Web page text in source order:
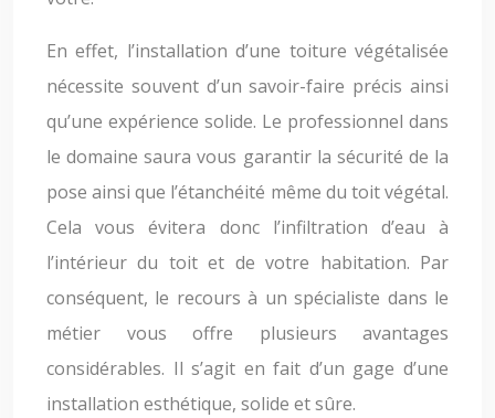
En effet, l’installation d’une toiture végétalisée
nécessite souvent d’un savoir-faire précis ainsi
qu’une expérience solide. Le professionnel dans
le domaine saura vous garantir la sécurité de la
pose ainsi que l’étanchéité même du toit végétal.
Cela vous évitera donc l’infiltration d’eau à
l’intérieur du toit et de votre habitation. Par
conséquent, le recours à un spécialiste dans le
métier vous offre plusieurs avantages
considérables. Il s’agit en fait d’un gage d’une
installation esthétique, solide et sûre.